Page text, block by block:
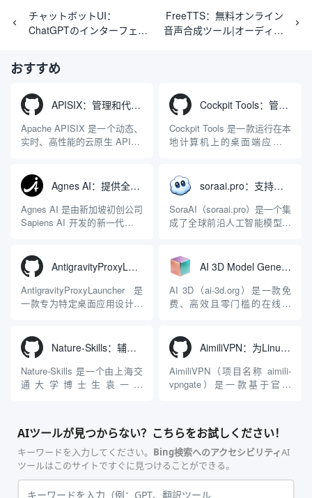
チャットボットUI：
ChatGPTのインターフェー
ンソースのAIチャットアプ
リ
FreeTTS：無料オンライン
音声合成ツール|オーディオ
おすすめ
APISIX：管理和代理API及大模型流量的高性能网关
Apache APISIX 是一个动态、
实时、高性能的云原生 API 网
LuaJIT 构建，并在 2019 年作
为顶级开源项目捐赠给
Apache 软件基金会。APISIX
彻底摒...
Cockpit Tools：管理多个AI编程IDE账号与配置多开独立实例的本地桌面应用
Cockpit Tools 是一款运行在本
地计算机上的桌面端应用程
程助手的账号与运行环境而设
计。它目前支持包括
Antigravity IDE、Codex、
GitHub Copilo...
Agnes AI：提供全模态模型免费API、支持图文视频生成与复杂工程执行的智能体平台
Agnes AI 是由新加坡初创公司
Sapiens AI 开发的新一代多模
限制，提供集文本、图像、视
频生成于一体的“全模态”大模
型能力。平台的核心产品矩阵
包括主打自动化工作流的
soraai.pro：支持多模型文字转视频和图像生成的在线创作工具
SoraAI（soraai.pro）是一个集
成了全球前沿人工智能模型的
者、营销人员及广大用户提供
一站式、开箱即用的视觉内容
生成解决方案。网站的核心优
势在于其强大的多模型聚合能
AntigravityProxyLauncher：免TUN全局代理使用Antigravity IDE
AntigravityProxyLauncher 是
一款专为特定桌面应用设计的
Windows 平台。当用户使用桌
面版 Gemini 客户端或
Antigravity IDE ...
AI 3D Model Generator：通过文本和图像快速生成3D模型的在线工具
AI 3D（ai-3d.org）是一款免
费、高效且零门槛的在线AI
动Seed 3D两大行业领先的AI
模型架构，致力于帮助用户无
需掌握复杂的3D拓扑知识或昂
贵的专业软件，即可在...
Nature-Skills：辅助撰写学术论文和绘制科研图表的智能体插件
Nature-Skills 是一个由上海交
通大学博士生袁一哲
合，专为顶级学术期刊（如
Nature、Science、Cell 等）
的论文撰写与发表流程设计。
该工具集以智能体插...
AimiliVPN：为Linux提供纯净出站家庭IP的VPN代理网关
AimiliVPN（项目名称 aimili-
vpngate）是一款基于官方
具，专为 Linux 服务器环境
（如 VPS）设计。它完全采用
纯 Python 标准库编写，用户
无需安装...
AIツールが見つからない？こちらをお試しください！
キーワードを入力してください。 Bing検索へのアクセシビリティAI
ツールはこのサイトですぐに見つけることができる。